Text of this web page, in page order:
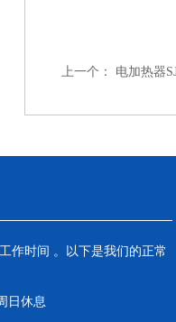
上一个： 电加热器
作时间 。以下是我们的正常
日休息